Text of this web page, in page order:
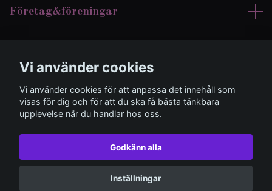
Företag&föreningar
Sociala medier
© 2026 Suzzdesign
Vi använder cookies
Vi använder cookies för att anpassa det innehåll som
visas för dig och för att du ska få bästa tänkbara
upplevelse när du handlar hos oss.
Godkänn alla
Inställningar